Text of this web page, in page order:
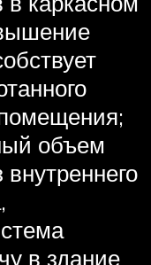
объем
в здание